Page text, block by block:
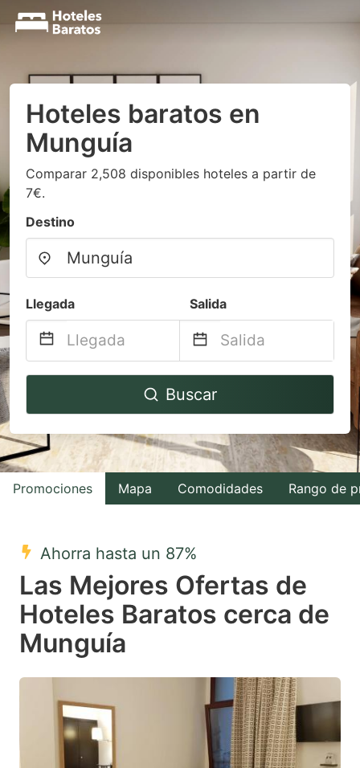
Hoteles baratos en
Munguía
Comparar 2,508 disponibles hoteles a partir de
7€.
Destino
Llegada Salida
Navigate
to
interact
with
the
select
a
date.
Press
the
mark
key
to
Navigate
to
interact
with
the
a
date.
question
mark
key
to
Buscar
Promociones Mapa Comodidades Rango de
Ahorra hasta un 87%
Las Mejores Ofertas de
Hoteles Baratos cerca de
Munguía